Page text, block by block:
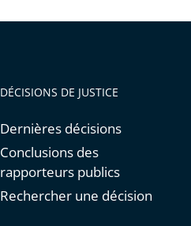
DÉCISIONS DE JUSTICE
Dernières décisions
Conclusions des
rapporteurs publics
Rechercher une décision